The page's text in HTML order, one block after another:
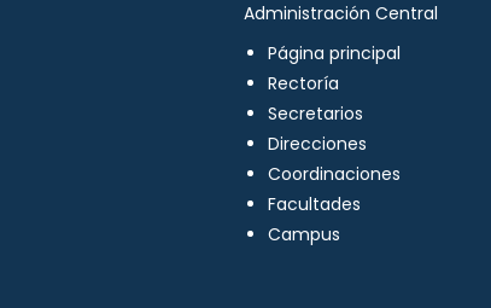
Administración Central
Página principal
Rectoría
Secretarios
Direcciones
Coordinaciones
Facultades
Campus